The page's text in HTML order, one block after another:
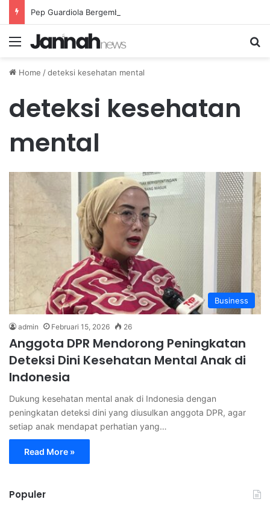
Menu
Home /deteksi kesehatan mental
deteksi kesehatan
mental
Business
admin Februari 15, 2026 26
Anggota DPR Mendorong Peningkatan
Deteksi Dini Kesehatan Mental Anak di
Indonesia
Dukung kesehatan mental anak di Indonesia dengan
peningkatan deteksi dini yang diusulkan anggota DPR, agar
setiap anak mendapat perhatian yang…
Read More »
Populer